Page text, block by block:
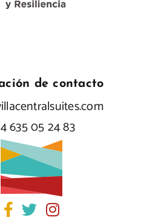
de contacto
635 05 24 83